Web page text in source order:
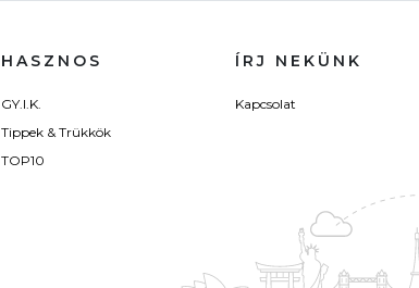
HASZNOS
GY.I.K.
Tippek & Trükkök
TOP10
ÍRJ NEKÜNK
Kapcsolat